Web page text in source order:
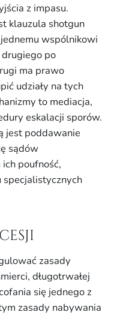
z impasu.
klauzula shotgun
wspólnikowi
drugiego po
ma prawo
udziały na tych
to mediacja,
eskalacji sporów.
jest poddawanie
sądów
poufność,
zasady
długotrwałej
się jednego z
zasady nabywania